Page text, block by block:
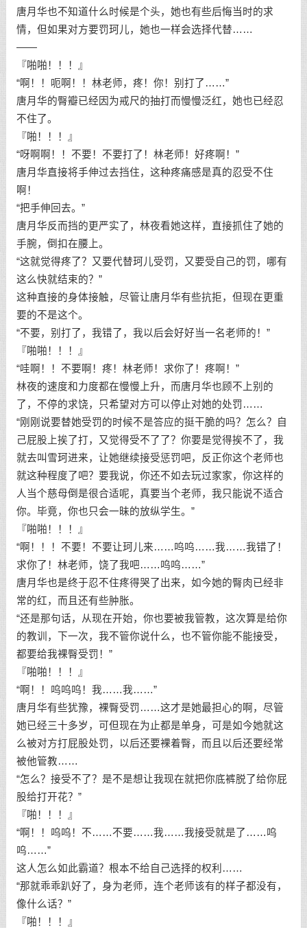
唐月华也不知道什么时候是个头，她也有些后悔当时的求
情，但如果对方要罚珂儿，她也一样会选择代替……
——
『啪啪！！！』
“啊！！呃啊！！林老师，疼！你！别打了……”
唐月华的臀瓣已经因为戒尺的抽打而慢慢泛红，她也已经忍
不住了。
『啪！！！』
“呀啊啊！！不要！不要打了！林老师！好疼啊！”
唐月华直接将手伸过去挡住，这种疼痛感是真的忍受不住
啊！
“把手伸回去。”
唐月华反而挡的更严实了，林夜看她这样，直接抓住了她的
手腕，倒扣在腰上。
“这就觉得疼了？又要代替珂儿受罚，又要受自己的罚，哪有
这么快就结束的？”
这种直接的身体接触，尽管让唐月华有些抗拒，但现在更重
要的不是这个。
“不要，别打了，我错了，我以后会好好当一名老师的！”
『啪啪！！！』
“哇啊！！不要啊！疼！林老师！求你了！疼啊！”
林夜的速度和力度都在慢慢上升，而唐月华也顾不上别的
了，不停的求饶，只希望对方可以停止对她的处罚……
“刚刚说要替她受罚的时候不是答应的挺干脆的吗？怎么？自
己屁股上挨了打，又觉得受不了了？你要是觉得挨不了，我
就去叫雪珂进来，让她继续接受惩罚吧，反正你这个老师也
就这种程度了吧？要我说，你还不如去玩过家家，你这样的
人当个慈母倒是很合适呢，真要当个老师，我只能说不适合
你。毕竟，你也只会一昧的放纵学生。”
『啪啪！！！』
“啊！！！不要！不要让珂儿来……呜呜……我……我错了！
求你了！林老师，饶了我吧……呜呜……”
唐月华也是终于忍不住疼得哭了出来，如今她的臀肉已经非
常的红，而且还有些肿胀。
“还是那句话，从现在开始，你也要被我管教，这次算是给你
的教训，下一次，我不管你说什么，也不管你能不能接受，
都要给我裸臀受罚！”
『啪啪！！！』
“啊！！呜呜呜！我……我……”
唐月华有些犹豫，裸臀受罚……这才是她最担心的啊，尽管
她已经三十多岁，可但现在为止都是单身，可是如今她就这
么被对方打屁股处罚，以后还要裸着臀，而且以后还要经常
被他管教……
“怎么？接受不了？是不是想让我现在就把你底裤脱了给你屁
股给打开花？”
『啪！！！』
“啊！！呜呜！不……不要……我……我接受就是了……呜
呜……”
这人怎么如此霸道？根本不给自己选择的权利……
“那就乖乖趴好了，身为老师，连个老师该有的样子都没有，
像什么话？”
『啪！！！』